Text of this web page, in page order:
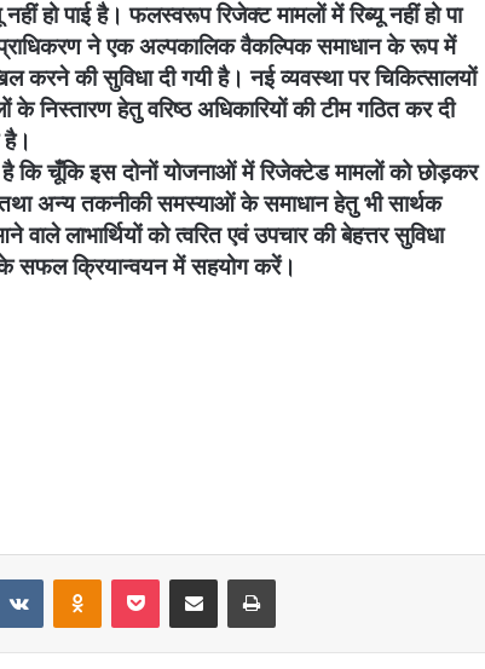
हो पाई है। फलस्वरूप रिजेक्ट मामलों में रिब्यू नहीं हो पा
ने एक अल्पकालिक वैकल्पिक समाधान के रूप में
करने की सुविधा दी गयी है। नई व्यवस्था पर चिकित्सालयों
के निस्तारण हेतु वरिष्ठ अधिकारियों की टीम गठित कर दी
है।
कि चूँकि इस दोनों योजनाओं में रिजेक्टेड मामलों को छोड़कर
अन्य तकनीकी समस्याओं के समाधान हेतु भी सार्थक
लाभार्थियों को त्वरित एवं उपचार की बेहत्तर सुविधा
सफल क्रियान्वयन में सहयोग करें।
VKontakteOdnoklassniki
Pocket Share via Email Print